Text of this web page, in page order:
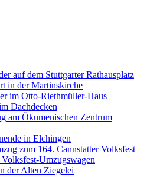
auf dem Stuttgarter Rathausplatz
in der Martinskirche
im Otto-Riethmüller-Haus
Dachdecken
am Ökumenischen Zentrum
in Elchingen
zum 164. Cannstatter Volksfest
Umzugswagen
der Alten Ziegelei